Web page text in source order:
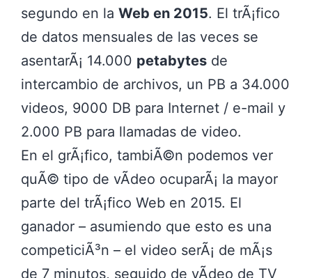
segundo en la Web en 2015. El trÃ¡fico
de datos mensuales de las veces se
asentarÃ¡ 14.000 petabytes de
intercambio de archivos, un PB a 34.000
videos, 9000 DB para Internet / e-mail y
2.000 PB para llamadas de video.
En el grÃ¡fico, tambiÃ©n podemos ver
quÃ© tipo de vÃ­deo ocuparÃ¡ la mayor
parte del trÃ¡fico Web en 2015. El
ganador – asumiendo que esto es una
competiciÃ³n – el video serÃ¡ de mÃ¡s
de 7 minutos, seguido de vÃ­deo de TV